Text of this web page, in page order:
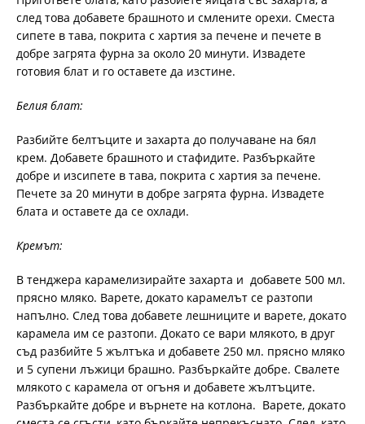
след това добавете брашното и смлените орехи. Сместа
сипете в тава, покрита с хартия за печене и печете в
добре загрята фурна за около 20 минути. Извадете
готовия блат и го оставете да изстине.
Белия блат:
Разбийте белтъците и захарта до получаване на бял
крем. Добавете брашното и стафидите. Разбъркайте
добре и изсипете в тава, покрита с хартия за печене.
Печете за 20 минути в добре загрята фурна. Извадете
блата и оставете да се охлади.
Кремът:
В тенджера карамелизирайте захарта и добавете 500 мл.
прясно мляко. Варете, докато карамелът се разтопи
напълно. След това добавете лешниците и варете, докато
карамела им се разтопи. Докато се вари млякото, в друг
съд разбийте 5 жълтъка и добавете 250 мл. прясно мляко
и 5 супени лъжици брашно. Разбъркайте добре. Свалете
млякото с карамела от огъня и добавете жълтъците.
Разбъркайте добре и върнете на котлона. Варете, докато